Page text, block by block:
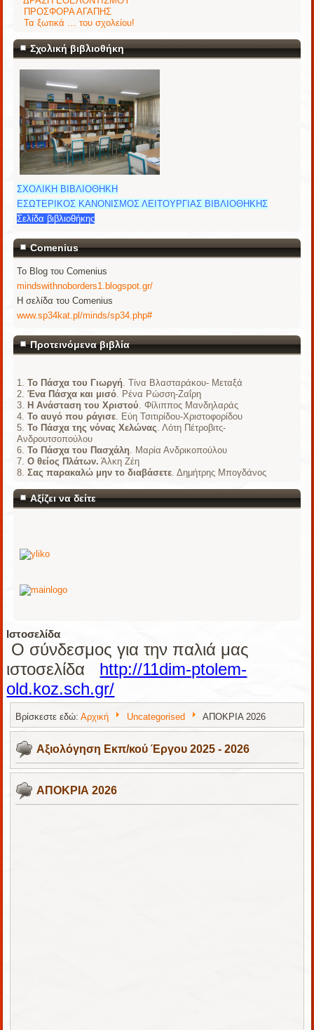
ΠΡΟΣΦΟΡΑ ΑΓΑΠΗΣ
Τα ξωτικά … του σχολείου!
Σχολική βιβλιοθήκη
ΣΧΟΛΙΚΗ ΒΙΒΛΙΟΘΗΚΗ
ΕΣΩΤΕΡΙΚΟΣ ΚΑΝΟΝΙΣΜΟΣ ΛΕΙΤΟΥΡΓΙΑΣ ΒΙΒΛΙΟΘΗΚΗΣ
Σελίδα βιβλιοθήκης
Comenius
Το Blog του Comenius
mindswithnoborders1.blogspot.gr/
Η σελίδα του Comenius
www.sp34kat.pl/minds/sp34.php#
Προτεινόμενα βιβλία
Το Πάσχα του Γιωργή. Τίνα Βλασταράκου- Μεταξά
Ένα Πάσχα και μισό. Ρένα Ρώσση-Ζαΐρη
Η Ανάσταση του Χριστού. Φίλιππος Μανδηλαράς
Το αυγό που ράγισε. Εύη Τσιτιρίδου-Χριστοφορίδου
Το Πάσχα της νόνας Χελώνας. Λότη Πέτροβιτς-
Ανδρουτσοπούλου
Το Πάσχα του Πασχάλη. Μαρία Ανδρικοπούλου
Ο θείος Πλάτων. Άλκη Ζέη
Σας παρακαλώ μην το διαβάσετε. Δημήτρης Μπογδάνος
Αξίζει να δείτε
Ιστοσελίδα
Ο σύνδεσμος για την παλιά μας
ιστοσελίδα http://11dim-ptolem-
old.koz.sch.gr/
Βρίσκεστε εδώ:Αρχική Uncategorised ΑΠΟΚΡΙΑ 2026
Αξιολόγηση Εκπ/κού Έργου 2025 - 2026
ΑΠΟΚΡΙΑ 2026